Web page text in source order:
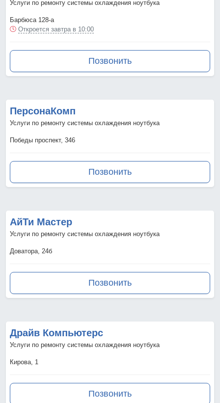
Услуги по ремонту системы охлаждения ноутбука
Барбюса 128-а
Откроется завтра в 10:00
Позвонить
ПерсонаКомп
Услуги по ремонту системы охлаждения ноутбука
Победы проспект, 346
Позвонить
АйТи Мастер
Услуги по ремонту системы охлаждения ноутбука
Доватора, 24б
Позвонить
Драйв Компьютерс
Услуги по ремонту системы охлаждения ноутбука
Кирова, 1
Позвонить